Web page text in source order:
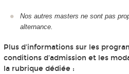
Nos autres masters ne sont pas
alternance.
Plus d'informations sur les
conditions d'admission et les
la rubrique dédiée :